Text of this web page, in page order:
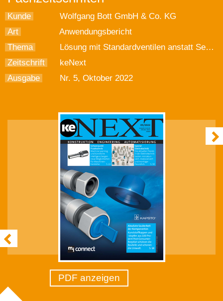
Kunde
Wolfgang Bott GmbH & Co. KG
Art
Anwendungsbericht
Thema
Lösung mit Standardventilen anstatt Servoregelung
Zeitschrift
keNext
Ausgabe
Nr. 5, Oktober 2022
PDF anzeigen